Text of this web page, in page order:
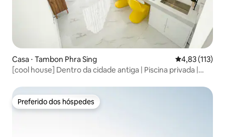
Casa ⋅ Tambon Phra Sing 4,83 de uma
4,83 (113)
[cool house] Dentro da cidade antiga | Piscina privada |
Preferido dos hóspedes
Preferido dos hóspedes